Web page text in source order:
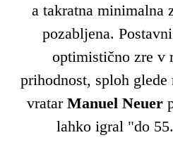
a takratna minimalna
pozabljena.
optimistično zre v
prihodnost, sploh
vratar Manuel Neuer
lahko igral "do